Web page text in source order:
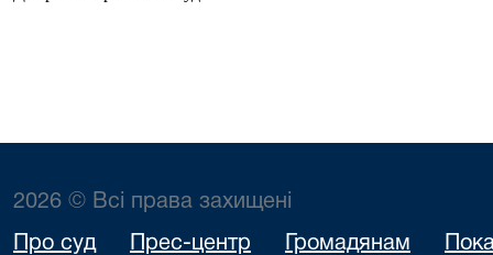
2026 © Всі права захищені
Про суд Прес-центр Громадянам